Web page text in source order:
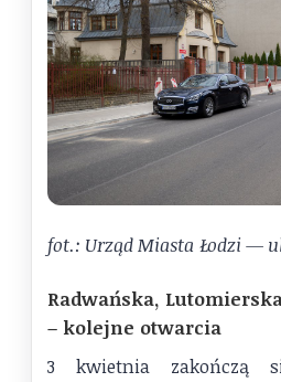
fot.: Urząd Miasta Łodzi —
Radwańska,
– kolejne otwarcia
3 kwietnia zakończą